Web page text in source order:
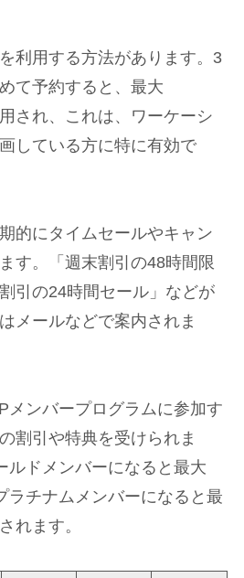
利用する方法があります。3
て予約すると、最大
され、これは、ワーケーシ
している方に特に有効で
的にタイムセールやキャン
す。「週末割引の48時間限
引の24時間セール」などが
メールなどで案内されま
メンバープログラムに参加す
割引や特典を受けられま
ルドメンバーになると最大
ラチナムメンバーになると最
れます。